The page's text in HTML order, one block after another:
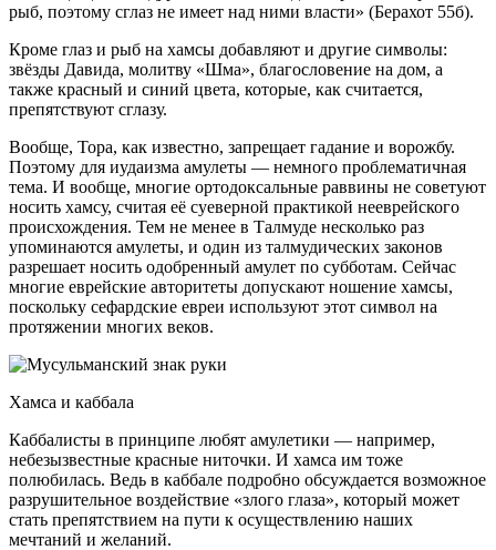
рыб, поэтому сглаз не имеет над ними власти» (Берахот 55б).
Кроме глаз и рыб на хамсы добавляют и другие символы:
звёзды Давида, молитву «Шма», благословение на дом, а
также красный и синий цвета, которые, как считается,
препятствуют сглазу.
Вообще, Тора, как известно, запрещает гадание и ворожбу.
Поэтому для иудаизма амулеты — немного проблематичная
тема. И вообще, многие ортодоксальные раввины не советуют
носить хамсу, считая её суеверной практикой нееврейского
происхождения. Тем не менее в Талмуде несколько раз
упоминаются амулеты, и один из талмудических законов
разрешает носить одобренный амулет по субботам. Сейчас
многие еврейские авторитеты допускают ношение хамсы,
поскольку сефардские евреи используют этот символ на
протяжении многих веков.
Хамса и каббала
Каббалисты в принципе любят амулетики — например,
небезызвестные красные ниточки. И хамса им тоже
полюбилась. Ведь в каббале подробно обсуждается возможное
разрушительное воздействие «злого глаза», который может
стать препятствием на пути к осуществлению наших
мечтаний и желаний.